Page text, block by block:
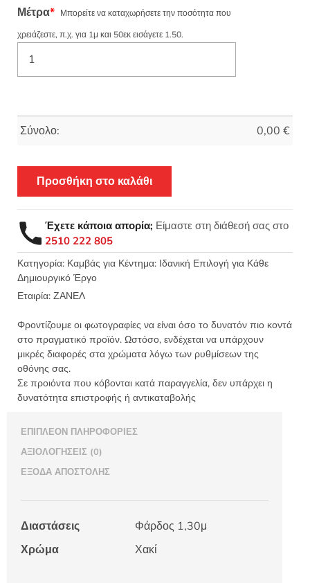
Μέτρα* Μπορείτε να καταχωρήσετε την ποσότητα που
χρειάζεστε, π.χ. για 1μ και 50εκ εισάγετε 1.50.
Σύνολο: 0,00 €
Προσθήκη στο καλάθι
Έχετε κάποια απορία; Είμαστε στη διάθεσή σας στο
2510 222 805
Κατηγορία: Καμβάς για Κέντημα: Ιδανική Επιλογή για Κάθε
Δημιουργικό Έργο
Εταιρία: ΖΑΝΕΛ
Φροντίζουμε οι φωτογραφίες να είναι όσο το δυνατόν πιο κοντά
στο πραγματικό προϊόν. Ωστόσο, ενδέχεται να υπάρχουν
μικρές διαφορές στα χρώματα λόγω των ρυθμίσεων της
οθόνης σας.
Σε προιόντα που κόβονται κατά παραγγελία, δεν υπάρχει η
δυνατότητα επιστροφής ή αντικαταβολής
ΕΠΙΠΛΈΟΝ ΠΛΗΡΟΦΟΡΊΕΣ
ΑΞΙΟΛΟΓΉΣΕΙΣ (0)
ΈΞΟΔΑ ΑΠΟΣΤΟΛΉΣ
Διαστάσεις
Φάρδος 1,30μ
Χρώμα
Χακί